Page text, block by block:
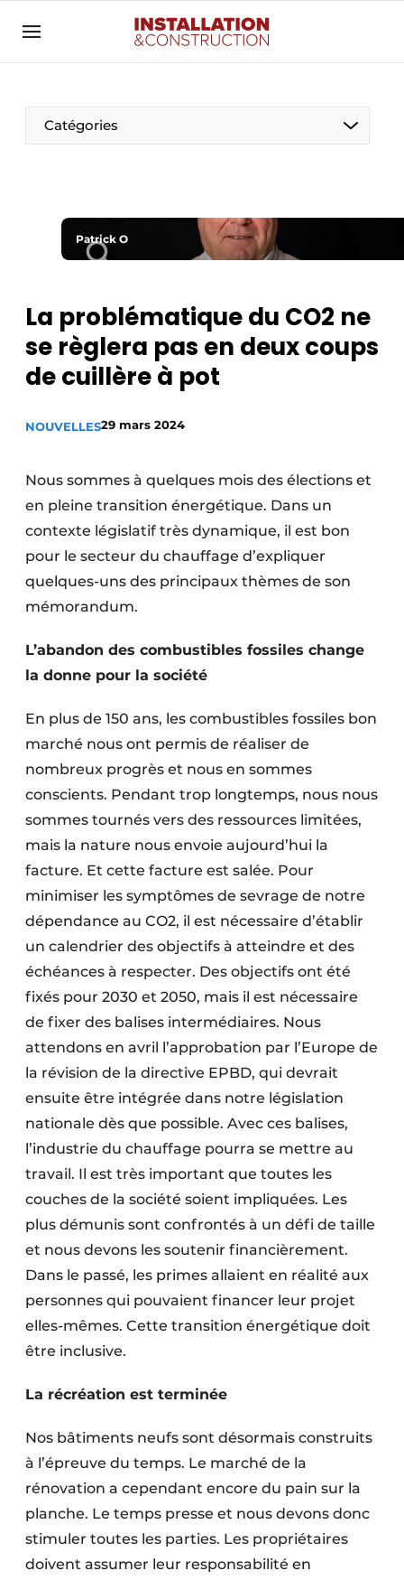
Contact
Contact direct
Entreprises
Merci de votre inscription
S’inscrire
Meest gelezen
Newsletter
Podcasts
Privacy / Cookie statement
S’inscrire à l’événement
Termes et conditions
Catégories
Électricité
Photovoltaïques
Smart homes
Patrick O
La problématique du CO2 ne
se règlera pas en deux coups
de cuillère à pot
NOUVELLES29 mars 2024
Nous sommes à quelques mois des élections et
en pleine transition énergétique. Dans un
contexte législatif très dynamique, il est bon
pour le secteur du chauffage d’expliquer
quelques-uns des principaux thèmes de son
mémorandum.
L’abandon des combustibles fossiles change
la donne pour la société
En plus de 150 ans, les combustibles fossiles bon
marché nous ont permis de réaliser de
nombreux progrès et nous en sommes
conscients. Pendant trop longtemps, nous nous
sommes tournés vers des ressources limitées,
mais la nature nous envoie aujourd’hui la
facture. Et cette facture est salée. Pour
minimiser les symptômes de sevrage de notre
dépendance au CO2, il est nécessaire d’établir
un calendrier des objectifs à atteindre et des
échéances à respecter. Des objectifs ont été
fixés pour 2030 et 2050, mais il est nécessaire
de fixer des balises intermédiaires. Nous
attendons en avril l’approbation par l’Europe de
la révision de la directive EPBD, qui devrait
ensuite être intégrée dans notre législation
nationale dès que possible. Avec ces balises,
l’industrie du chauffage pourra se mettre au
travail. Il est très important que toutes les
couches de la société soient impliquées. Les
plus démunis sont confrontés à un défi de taille
et nous devons les soutenir financièrement.
Dans le passé, les primes allaient en réalité aux
personnes qui pouvaient financer leur projet
elles-mêmes. Cette transition énergétique doit
être inclusive.
La récréation est terminée
Nos bâtiments neufs sont désormais construits
à l’épreuve du temps. Le marché de la
rénovation a cependant encore du pain sur la
planche. Le temps presse et nous devons donc
stimuler toutes les parties. Les propriétaires
doivent assumer leur responsabilité en